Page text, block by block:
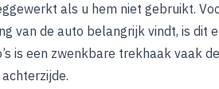
als u hem niet gebruikt.
van de auto belangrijk vindt, is dit
is een zwenkbare trekhaak vaak